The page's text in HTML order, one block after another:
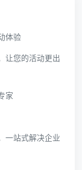
体验
让您的活动更出
家
一站式解决企业